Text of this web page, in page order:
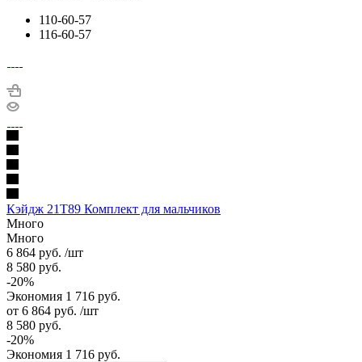
110-60-57
116-60-57
Кэйдж 21Т89 Комплект для мальчиков
Много
Много
6 864 руб. /шт
8 580 руб.
-20%
Экономия 1 716 руб.
от 6 864 руб. /шт
8 580 руб.
-20%
Экономия 1 716 руб.